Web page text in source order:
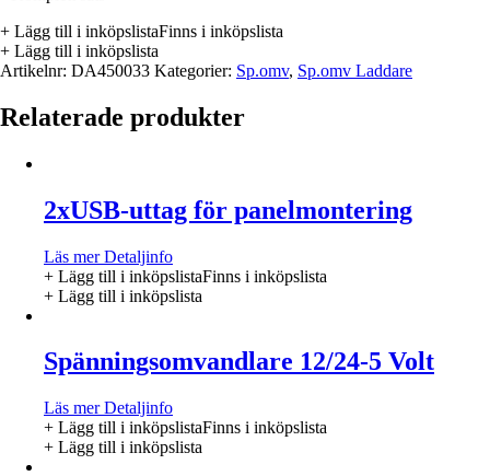
+ Lägg till i inköpslistaFinns i inköpslista
+ Lägg till i inköpslista
Artikelnr: DA450033 Kategorier: Sp.omv, Sp.omv Laddare
Relaterade produkter
2xUSB-uttag för panelmontering
Läs merDetaljinfo
+ Lägg till i inköpslistaFinns i inköpslista
+ Lägg till i inköpslista
Spänningsomvandlare 12/24-5 Volt
Läs merDetaljinfo
+ Lägg till i inköpslistaFinns i inköpslista
+ Lägg till i inköpslista